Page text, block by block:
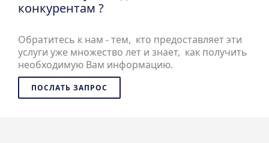
конкурентам ?
Обратитесь к нам - тем, кто предоставляет эти
услуги уже множество лет и знает, как получить
необходимую Вам информацию.
ПОСЛАТЬ ЗАПРОС